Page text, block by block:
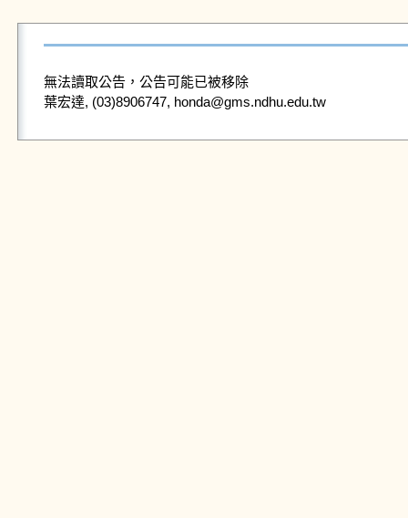
無法讀取公告，公告可能已被移除
葉宏達, (03)8906747, honda@gms.ndhu.edu.tw